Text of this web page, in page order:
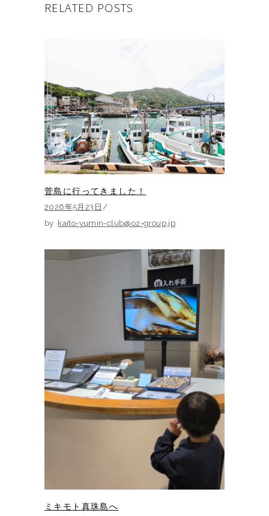
RELATED POSTS
菅島に行ってきました！
2026年5月23日
by kaito-yumin-club@oz-group.jp
ミキモト真珠島へ